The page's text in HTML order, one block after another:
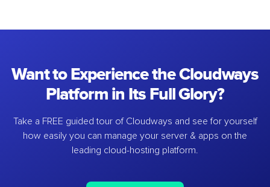
Want to Experience the Cloudways
Platform in Its Full Glory?
Take a FREE guided tour of Cloudways and see for yourself
how easily you can manage your server & apps on the
leading cloud-hosting platform.